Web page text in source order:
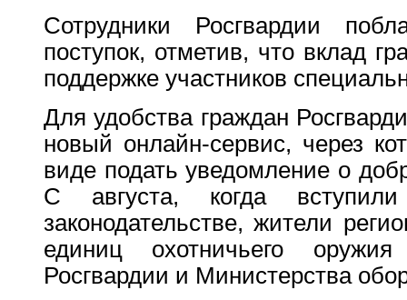
Сотрудники Росгвардии
поступок, отметив, что вклад
поддержке участников
Для удобства граждан
новый онлайн-сервис, через
виде подать уведомление о
С августа, когда
законодательстве, жители
единиц охотничьего
Росгвардии и Министерства